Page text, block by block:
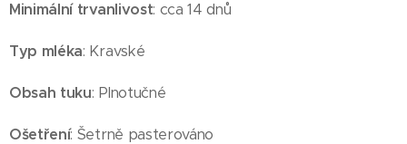
Minimální trvanlivost: cca 14 dnů
Typ mléka: Kravské
Obsah tuku: Plnotučné
Ošetření: Šetrně pasterováno